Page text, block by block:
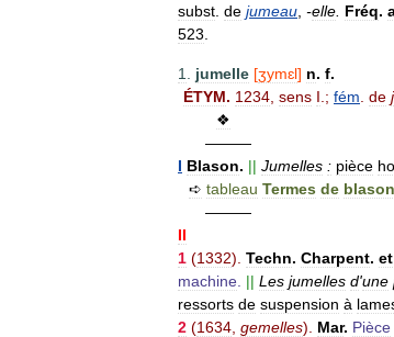
subst de jumeau -elle Fréq.
523
1 jumelle [ʒymɛl] n. f.
ÉTYM. 1234 sens I .; fém de
❖
———
I Blason. || Jumelles : pièce
➪ tableau Termes de blason
———
II
1 (1332). Techn. Charpent. et
machine || Les jumelles d'une
ressorts de suspension à
2 (1634 gemelles). Mar. Pièce